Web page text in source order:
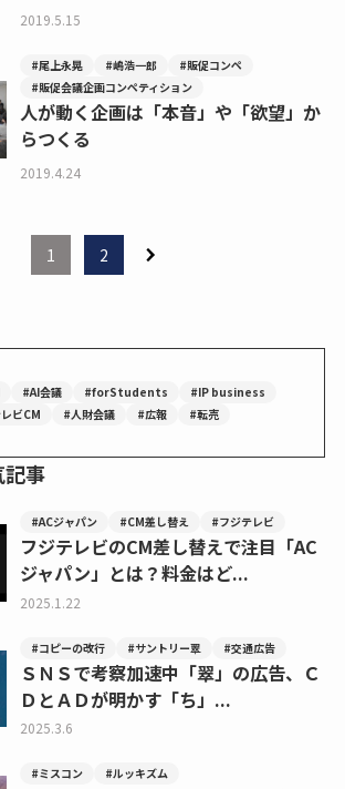
2019.5.15
#尾上永晃 #嶋浩一郎
#販促コンペ
#販促会議企画コンペティション
人が動く企画は「本音」や「欲望」か
らつくる
2019.4.24
1 2
#AI会議 #forStudents
#IP business
ビCM
#人財会議 #広報 #転売
事
#ACジャパン #CM差し替え #フジテレビ
フジテレビのCM差し替えで注目「AC
ジャパン」とは？料金はど...
2025.1.22
#コピーの改行 #サントリー翠 #交通広告
ＳＮＳで考察加速中「翠」の広告、Ｃ
ＤとＡＤが明かす「ち」...
2025.3.6
#ミスコン #ルッキズム